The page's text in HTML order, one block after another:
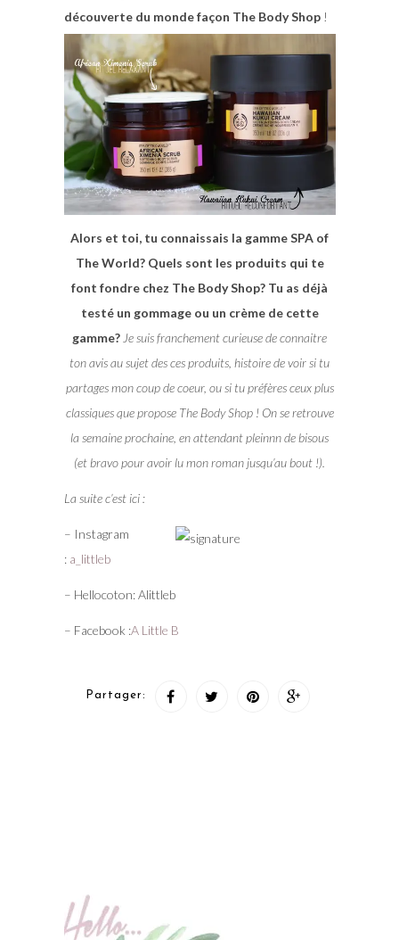
découverte du monde façon The Body Shop!
Alors et toi, tu connaissais la gamme SPA of
The World? Quels sont les produits qui te
font fondre chez The Body Shop? Tu as déjà
testé un gommage ou un crème de cette
gamme? Je suis franchement curieuse de connaitre
ton avis au sujet des ces produits, histoire de voir si tu
partages mon coup de coeur, ou si tu préfères ceux plus
classiques que propose The Body Shop ! On se retrouve
la semaine prochaine, en attendant pleinnn de bisous
(et bravo pour avoir lu mon roman jusqu’au bout !).
La suite c’est ici :
– Instagram
: a_littleb
– Hellocoton: Alittleb
– Facebook :A Little B
Partager: